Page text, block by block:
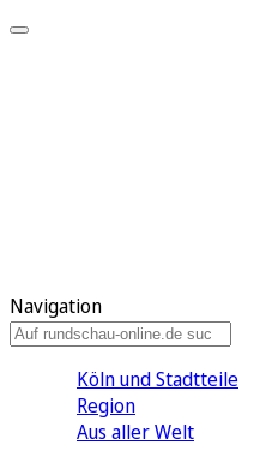
Navigation
Köln und Stadtteile
Region
Aus aller Welt